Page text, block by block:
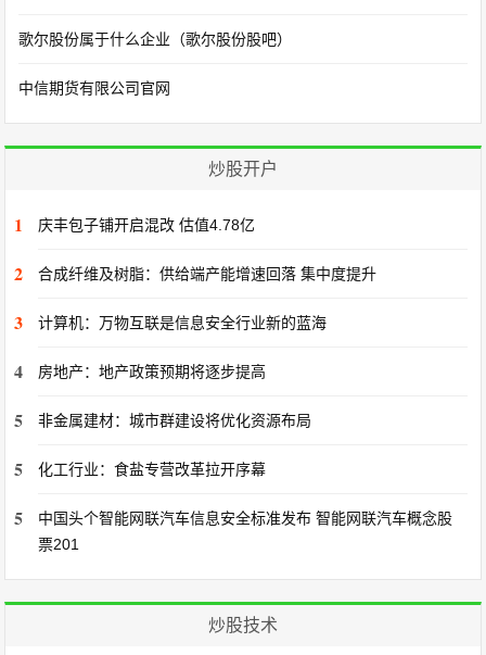
歌尔股份属于什么企业（歌尔股份股吧）
中信期货有限公司官网
炒股开户
1 庆丰包子铺开启混改 估值4.78亿
2 合成纤维及树脂：供给端产能增速回落 集中度提升
3 计算机：万物互联是信息安全行业新的蓝海
4 房地产：地产政策预期将逐步提高
5 非金属建材：城市群建设将优化资源布局
5 化工行业：食盐专营改革拉开序幕
5
中国头个智能网联汽车信息安全标准发布 智能网联汽车概念股
票201
炒股技术